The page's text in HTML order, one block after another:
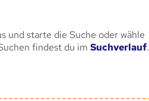
und starte die Suche oder wähle
findest du im Suchverlauf.